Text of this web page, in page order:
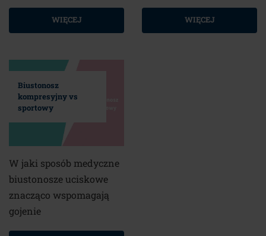
WIĘCEJ WIĘCEJ
Biustonosz
kompresyjny vs
sportowy
W jaki sposób medyczne
biustonosze uciskowe
znacząco wspomagają
gojenie